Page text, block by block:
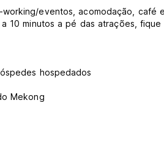
eventos, acomodação, café
10 minutos a pé das atrações,
hospedados
Mekong